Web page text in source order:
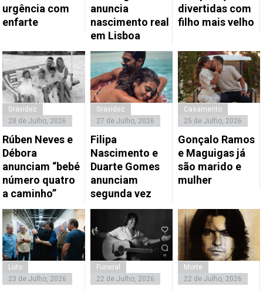
urgência com
enfarte
anuncia
nascimento real
em Lisboa
divertidas com
filho mais velho
Gravidez
28 de Julho, 2026
Rúben Neves e
Débora
anunciam “bebé
número quatro
a caminho”
Gravidez
27 de Julho, 2026
Filipa
Nascimento e
Duarte Gomes
anunciam
segunda vez
Casamento
25 de Julho, 2026
Gonçalo Ramos
e Maguigas já
são marido e
mulher
Luto
23 de Julho, 2026
Funeral
22 de Julho, 2026
Morte
22 de Julho, 2026